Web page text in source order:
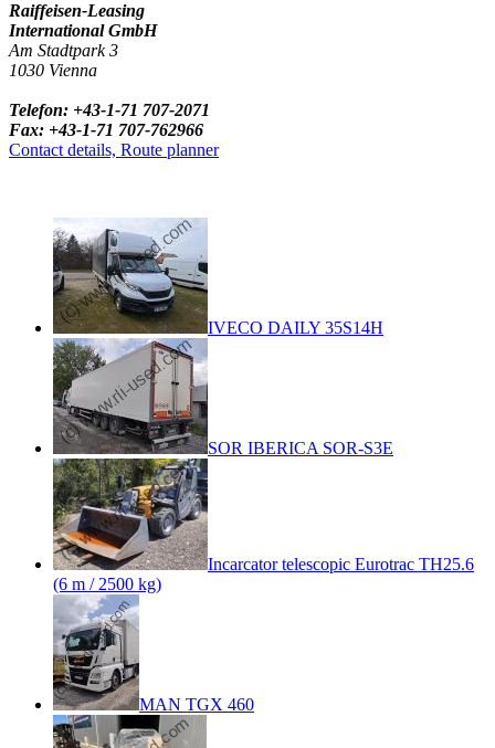
Raiffeisen-Leasing
International GmbH
Am Stadtpark 3
1030 Vienna
Telefon: +43-1-71 707-2071
Fax: +43-1-71 707-762966
Contact details, Route planner
IVECO DAILY 35S14H
SOR IBERICA SOR-S3E
Incarcator telescopic Eurotrac TH25.6
(6 m / 2500 kg)
MAN TGX 460